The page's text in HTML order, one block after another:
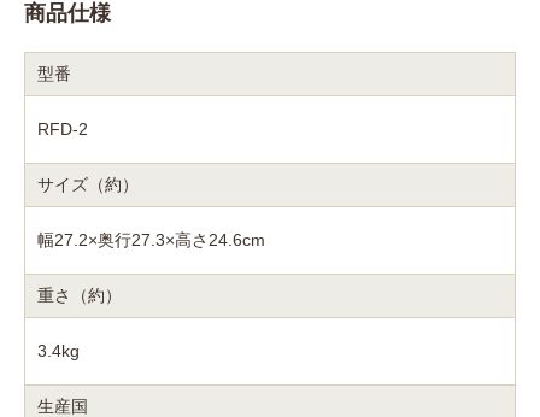
商品仕様
型番
RFD-2
サイズ（約）
幅27.2×奥行27.3×高さ24.6cm
重さ（約）
3.4kg
生産国